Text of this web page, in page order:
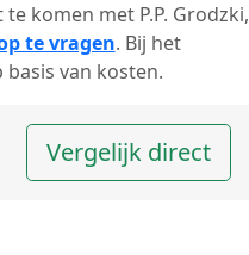
komen met P.P. Grodzki,
te vragen. Bij het
van kosten.
Vergelijk direct